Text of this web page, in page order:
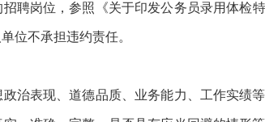
聘岗位，参照《关于印发公务员录用体检
位不承担违约责任。
表现、道德品质、业务能力、工作实绩